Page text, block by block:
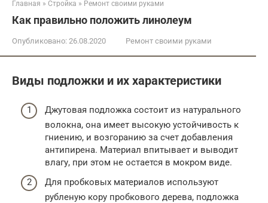
Главная » Стройка » Ремонт своими руками
Как правильно положить линолеум
Опубликовано: 26.08.2020 Ремонт своими руками
Виды подложки и их характеристики
Джутовая подложка состоит из натурального
волокна, она имеет высокую устойчивость к
гниению, и возгоранию за счет добавления
антипирена. Материал впитывает и выводит
влагу, при этом не остается в мокром виде.
Для пробковых материалов используют
рубленую кору пробкового дерева, подложка